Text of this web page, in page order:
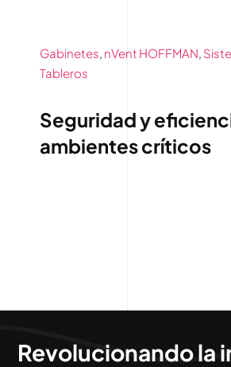
Gabinetes, nVent HOFFMAN,
Tableros
Seguridad y
ambientes críticos
Revolucionando la